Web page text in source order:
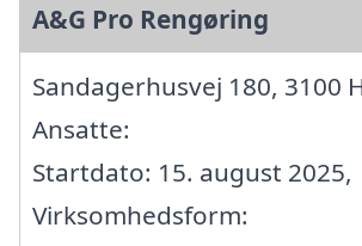
A&G Pro Rengøring
Sandagerhusvej 180, 3100
Ansatte:
Startdato: 15. august 2025,
Virksomhedsform: